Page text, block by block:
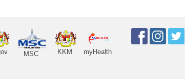
MSC KKM myHealth